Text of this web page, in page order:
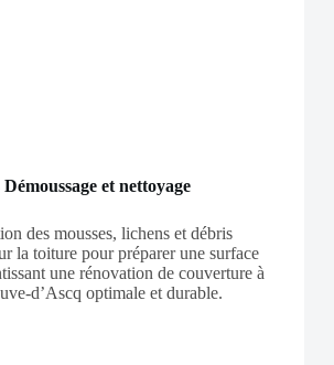
Démoussage et nettoyage
des mousses, lichens et débris
la toiture pour préparer une surface
une rénovation de couverture à
d’Ascq optimale et durable.